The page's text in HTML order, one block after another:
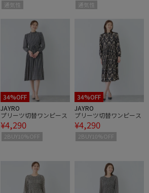
通気性
通気性
34%OFF
JAYRO
プリーツ切替ワンピース
¥4,290
2BUY10%OFF
34%OFF
JAYRO
プリーツ切替ワンピース
¥4,290
2BUY10%OFF